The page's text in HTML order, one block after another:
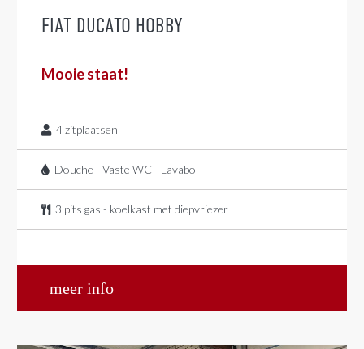
FIAT DUCATO HOBBY
Mooie staat!
4zitplaatsen
Douche - Vaste WC - Lavabo
3 pits gas - koelkast met diepvriezer
meer info